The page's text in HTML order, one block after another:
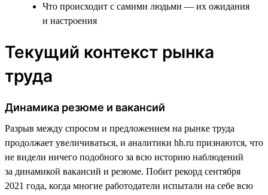
Что происходит с самими людьми — их ожидания
и настроения
Текущий контекст рынка
труда
Динамика резюме и вакансий
Разрыв между спросом и предложением на рынке труда
продолжает увеличиваться, и аналитики hh.ru признаются, что
не видели ничего подобного за всю историю наблюдений
за динамикой вакансий и резюме. Побит рекорд сентября
2021 года, когда многие работодатели испытали на себе всю